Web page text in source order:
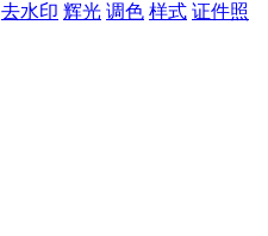
去水印 辉光 调色 样式 证件照